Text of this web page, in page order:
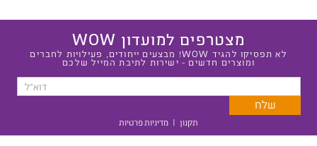
מצטרפים למועדון WOW
לא תפסיקו להגיד WOW! מבצעים ייחודים, פעילויות לחברים
ומוצרים חדשים - ישירות לתיבת המייל שלכם
תקנון | מדיניות פרטיות